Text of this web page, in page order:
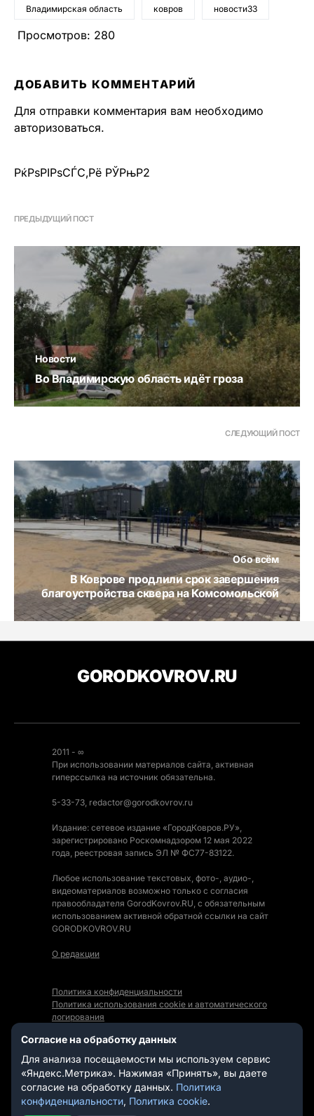
Владимирская область ковров новости33
Просмотров: 280
ДОБАВИТЬ КОММЕНТАРИЙ
Для отправки комментария вам необходимо
авторизоваться.
РќРѕРІРѕСЃС‚Рё РЎРњР2
ПРЕДЫДУЩИЙ ПОСТ
Новости
Во Владимирскую область идёт гроза
СЛЕДУЮЩИЙ ПОСТ
Обо всём
В Коврове продлили срок завершения
благоустройства сквера на Комсомольской
GORODKOVROV.RU
2011 - ∞
При использовании материалов сайта, активная
гиперссылка на источник обязательна.
5-33-73, redactor@gorodkovrov.ru
Издание: сетевое издание «ГородКовров.РУ»,
зарегистрировано Роскомнадзором 12 мая 2022
года, реестровая запись ЭЛ № ФС77-83122.
Любое использование текстовых, фото-, аудио-,
видеоматериалов возможно только с согласия
правообладателя GorodKovrov.RU, с обязательным
использованием активной обратной ссылки на сайт
GORODKOVROV.RU
О редакции
Политика конфиденциальности
Политика использования cookie и автоматического
логирования
Мы в социальных сетях:
СТАТЬИ
Согласие на обработку данных
Для анализа посещаемости мы используем сервис
«Яндекс.Метрика». Нажимая «Принять», вы даете
согласие на обработку данных. Политика
конфиденциальности, Политика cookie.